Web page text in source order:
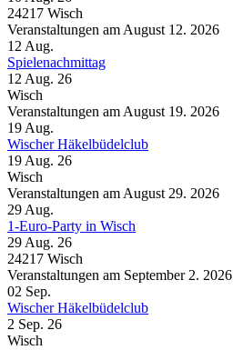
24217 Wisch
Veranstaltungen am August 12. 2026
12 Aug.
Spielenachmittag
12 Aug. 26
Wisch
Veranstaltungen am August 19. 2026
19 Aug.
Wischer Häkelbüdelclub
19 Aug. 26
Wisch
Veranstaltungen am August 29. 2026
29 Aug.
1-Euro-Party in Wisch
29 Aug. 26
24217 Wisch
Veranstaltungen am September 2. 2026
02 Sep.
Wischer Häkelbüdelclub
2 Sep. 26
Wisch